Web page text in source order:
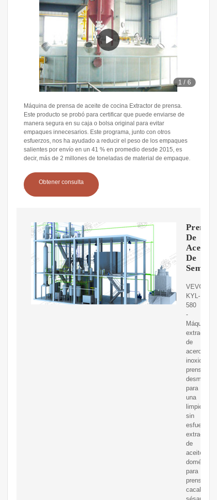
1 /6
Máquina de prensa de aceite de cocina Extractor de prensa.
Este producto se probó para certificar que puede enviarse de
manera segura en su caja o bolsa original para evitar
empaques innecesarios. Este programa, junto con otros
esfuerzos, nos ha ayudado a reducir el peso de los empaques
salientes por envío en un 41 % en promedio desde 2015, es
decir, más de 2 millones de toneladas de material de empaque.
Obtener consulta
Prensa
De
Aceite
De
VEVOR
KYL-
580
-
Máquina
extractora
de
acero
inoxidable,
para
una
limpieza
sin
esfuerzo,
extractor
de
aceite
doméstico
para
prensar